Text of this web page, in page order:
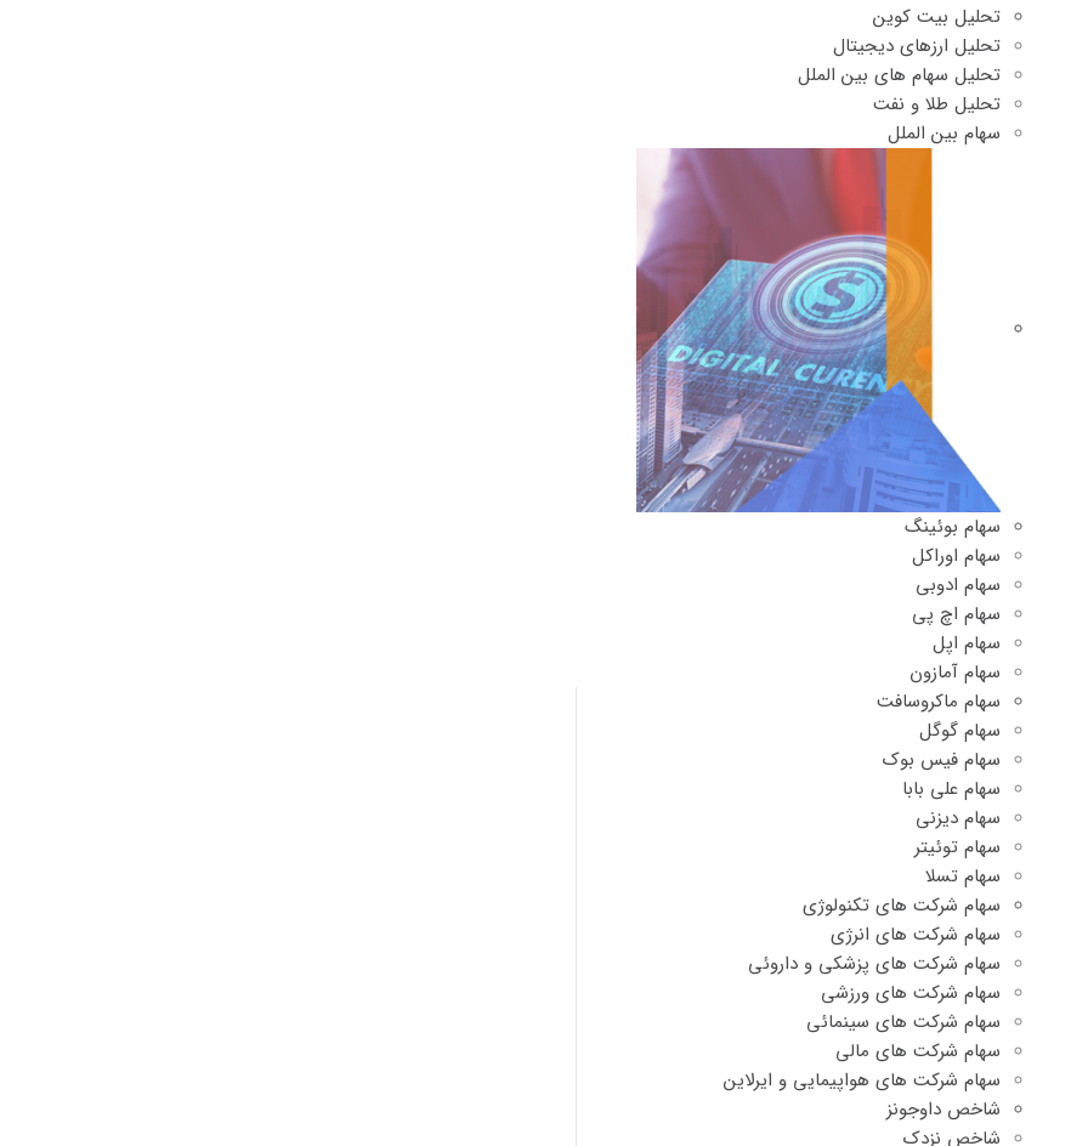
تحلیل بیت کوین
تحلیل ارزهای دیجیتال
تحلیل سهام های بین الملل
تحلیل طلا و نفت
سهام بین الملل
سهام بوئینگ
سهام اوراکل
سهام ادوبی
سهام اچ پی
سهام اپل
سهام آمازون
سهام ماکروسافت
سهام گوگل
سهام فیس بوک
سهام علی بابا
سهام دیزنی
سهام توئیتر
سهام تسلا
سهام شرکت های تکنولوژی
سهام شرکت های انرژی
سهام شرکت های پزشکی و داروئی
سهام شرکت های ورزشی
سهام شرکت های سینمائی
سهام شرکت های مالی
سهام شرکت های هواپیمایی و ایرلاین
شاخص داوجونز
شاخص نزدک